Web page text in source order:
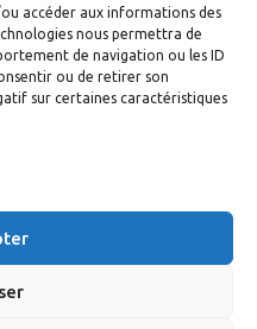
accéder aux informations des
nous permettra de
de navigation ou les ID
ou de retirer son
sur certaines caractéristiques